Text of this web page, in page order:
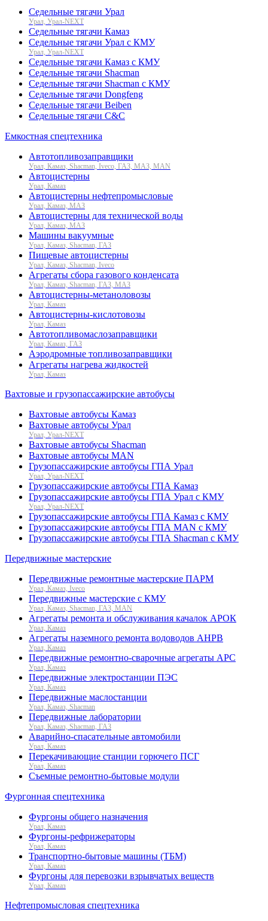
Седельные тягачи Урал
Урал, Урал-NEXT
Седельные тягачи Камаз
Седельные тягачи Урал с КМУ
Урал, Урал-NEXT
Седельные тягачи Камаз с КМУ
Седельные тягачи Shacman
Седельные тягачи Shacman с КМУ
Седельные тягачи Dongfeng
Седельные тягачи Beiben
Седельные тягачи C&C
Емкостная спецтехника
Автотопливозаправщики
Урал, Камаз, Shacman, Iveco, ГАЗ, МАЗ, MAN
Автоцистерны
Урал, Камаз
Автоцистерны нефтепромысловые
Урал, Камаз, МАЗ
Автоцистерны для технической воды
Урал, Камаз, МАЗ
Машины вакуумные
Урал, Камаз, Shacman, ГАЗ
Пищевые автоцистерны
Урал, Камаз, Shacman, Iveco
Агрегаты сбора газового конденсата
Урал, Камаз, Shacman, ГАЗ, МАЗ
Автоцистерны-метаноловозы
Урал, Камаз
Автоцистерны-кислотовозы
Урал, Камаз
Автотопливомаслозаправщики
Урал, Камаз, ГАЗ
Аэродромные топливозаправщики
Агрегаты нагрева жидкостей
Урал, Камаз
Вахтовые и грузопассажирские автобусы
Вахтовые автобусы Камаз
Вахтовые автобусы Урал
Урал, Урал-NEXT
Вахтовые автобусы Shacman
Вахтовые автобусы MAN
Грузопассажирские автобусы ГПА Урал
Урал, Урал-NEXT
Грузопассажирские автобусы ГПА Камаз
Грузопассажирские автобусы ГПА Урал с КМУ
Урал, Урал-NEXT
Грузопассажирские автобусы ГПА Камаз с КМУ
Грузопассажирские автобусы ГПА MAN с КМУ
Грузопассажирские автобусы ГПА Shacman с КМУ
Передвижные мастерские
Передвижные ремонтные мастерские ПАРМ
Урал, Камаз, Iveco
Передвижные мастерские с КМУ
Урал, Камаз, Shacman, ГАЗ, MAN
Агрегаты ремонта и обслуживания качалок АРОК
Урал, Камаз
Агрегаты наземного ремонта водоводов АНРВ
Урал, Камаз
Передвижные ремонтно-сварочные агрегаты АРС
Урал, Камаз
Передвижные электростанции ПЭС
Урал, Камаз
Передвижные маслостанции
Урал, Камаз, Shacman
Передвижные лаборатории
Урал, Камаз, Shacman, ГАЗ
Аварийно-спасательные автомобили
Урал, Камаз
Перекачивающие станции горючего ПСГ
Урал, Камаз
Съемные ремонтно-бытовые модули
Фургонная спецтехника
Фургоны общего назначения
Урал, Камаз
Фургоны-рефрижераторы
Урал, Камаз
Транспортно-бытовые машины (ТБМ)
Урал, Камаз
Фургоны для перевозки взрывчатых веществ
Урал, Камаз
Нефтепромысловая спецтехника